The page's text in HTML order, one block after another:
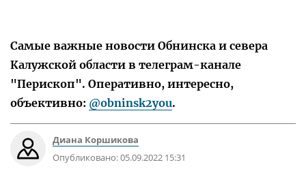
Самые важные новости Обнинска и севера
Калужской области в телеграм-канале
"Перископ". Оперативно, интересно,
объективно: @obninsk2you.
Диана Коршикова
Опубликовано:05.09.2022 15:31